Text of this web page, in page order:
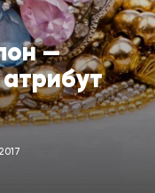
—